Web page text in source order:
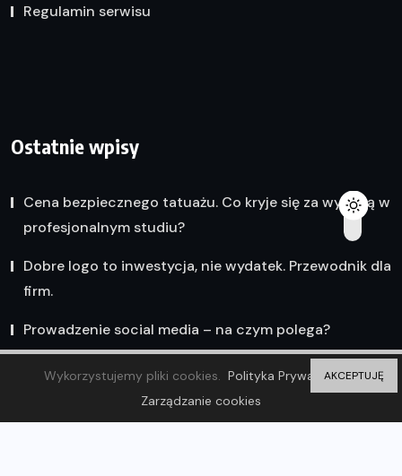
Regulamin serwisu
Ostatnie wpisy
Cena bezpiecznego tatuażu. Co kryje się za wyceną w
profesjonalnym studiu?
Dobre logo to inwestycja, nie wydatek. Przewodnik dla
firm.
Prowadzenie social media – na czym polega?
Wykorzystujemy pliki cookies. Polityka Prywatności
Zarządzanie cookies
AKCEPTUJĘ